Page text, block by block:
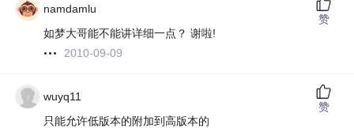
namdamlu
如梦大哥能不能讲详细一点？ 谢啦!
2010-09-09
赞
wuyq11
只能允许低版本的附加到高版本的
赞